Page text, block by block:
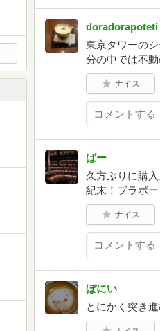
doradorapoteti
東京タワーの
分の中では不動
ナイス
ばー
久方ぶりに購
紀末！ブラボー
ナイス
ぼにい
とにかく突き